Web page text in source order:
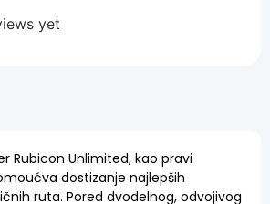
Rubicon Unlimited, kao pravi
dostizanje najlepših
ruta. Pored dvodelnog, odvojivog
yet